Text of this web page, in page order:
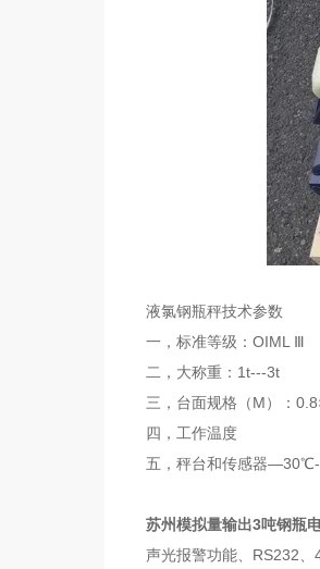
液氯钢瓶秤技术参数
一，标准等级：OIML Ⅲ
二，大称重：1t---3t
三，台面规格（M）：
四，工作温度
五，秤台和传感器
苏州模拟量输出3吨钢瓶
声光报警功能、RS232